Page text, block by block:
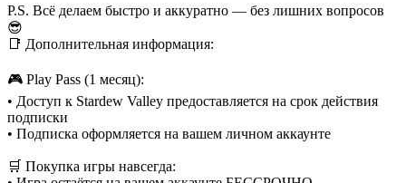
P.S. Всё делаем быстро и аккуратно — без лишних вопросов
😎
📑 Дополнительная информация:
🎮 Play Pass (1 месяц):
• Доступ к Stardew Valley предоставляется на срок действия
подписки
• Подписка оформляется на вашем личном аккаунте
🛒 Покупка игры навсегда: